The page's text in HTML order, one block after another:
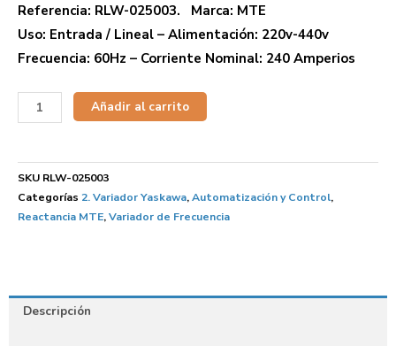
Referencia: RLW-025003. Marca: MTE
Uso: Entrada / Lineal – Alimentación: 220v-440v
Frecuencia: 60Hz – Corriente Nominal: 240 Amperios
Añadir al carrito
SKU RLW-025003
Categorías 2. Variador Yaskawa,Automatización y Control,
Reactancia MTE,Variador de Frecuencia
Descripción